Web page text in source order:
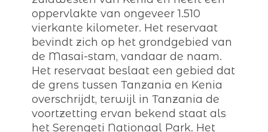
oppervlakte van ongeveer 1.510
vierkante kilometer. Het reservaat
bevindt zich op het grondgebied van
de Masai-stam, vandaar de naam.
Het reservaat beslaat een gebied dat
de grens tussen Tanzania en Kenia
overschrijdt, terwijl in Tanzania de
voortzetting ervan bekend staat als
het Serengeti Nationaal Park. Het